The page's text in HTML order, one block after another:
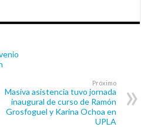
Próximo
Masiva asistencia tuvo jornada
inaugural de curso de Ramón
Grosfoguel y Karina Ochoa en
UPLA